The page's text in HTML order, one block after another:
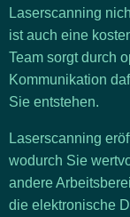
Laserscanning
ist auch eine
Team sorgt durch
Kommunikation
Sie entstehen.
Laserscanning
wodurch Sie
andere
die elektronische